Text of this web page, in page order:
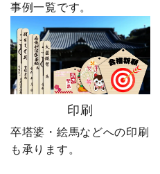
事例一覧です。
印刷
卒塔婆・絵馬などへの印刷
も承ります。